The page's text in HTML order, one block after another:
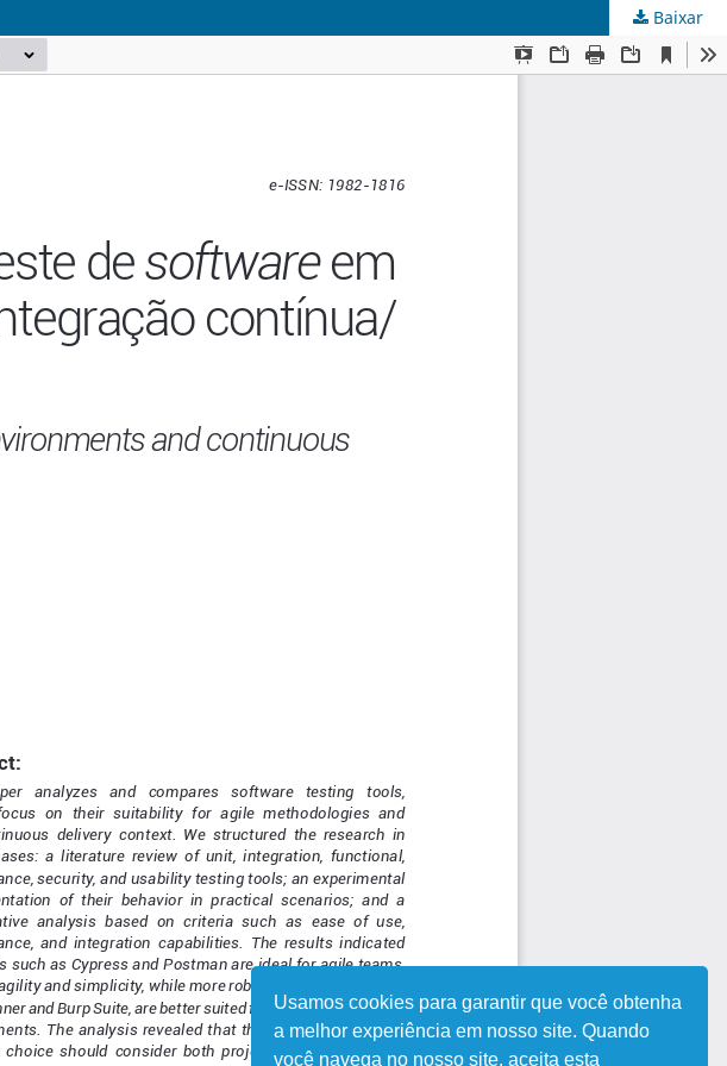
Usamos cookies para garantir que você obtenha
a melhor experiência em nosso site. Quando
você navega no nosso site, aceita esta
Baixar